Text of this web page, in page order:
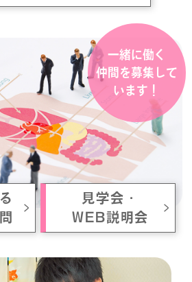
一緒に働く
仲間を募集して
います！
見学会・
WEB説明会